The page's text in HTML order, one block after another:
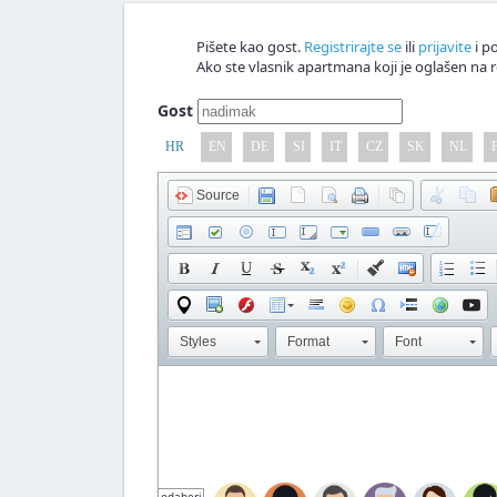
Pišete kao gost. Registrirajte se ili prijavite i
Ako ste vlasnik apartmana koji je oglašen
Gost
HR EN DE SI IT CZ SK NL
Source
Styles Format Font